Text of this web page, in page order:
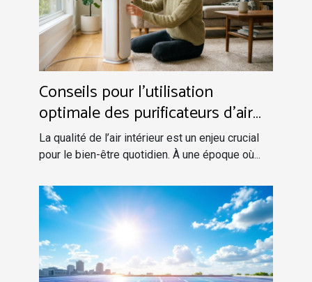
Conseils pour l'utilisation
optimale des purificateurs d'air
intérieur
La qualité de l’air intérieur est un enjeu crucial
pour le bien-être quotidien. À une époque où...